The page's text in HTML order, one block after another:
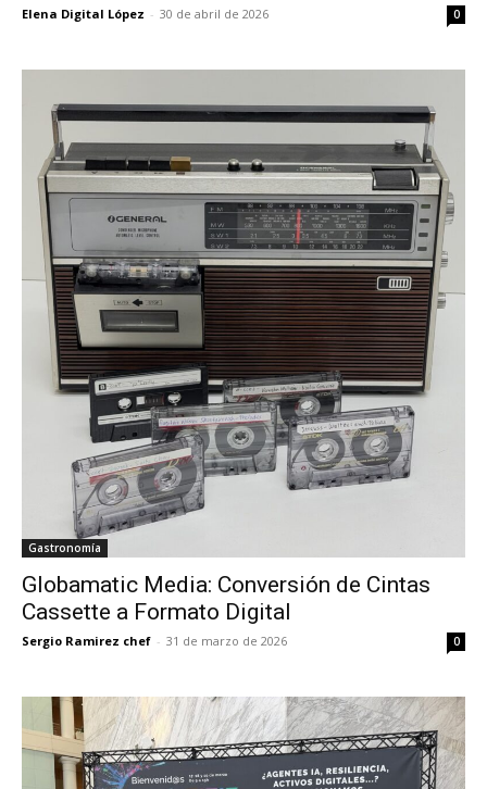
Elena Digital López - 30 de abril de 2026 0
Gastronomía
Globamatic Media: Conversión de Cintas
Cassette a Formato Digital
Sergio Ramirez chef - 31 de marzo de 2026 0